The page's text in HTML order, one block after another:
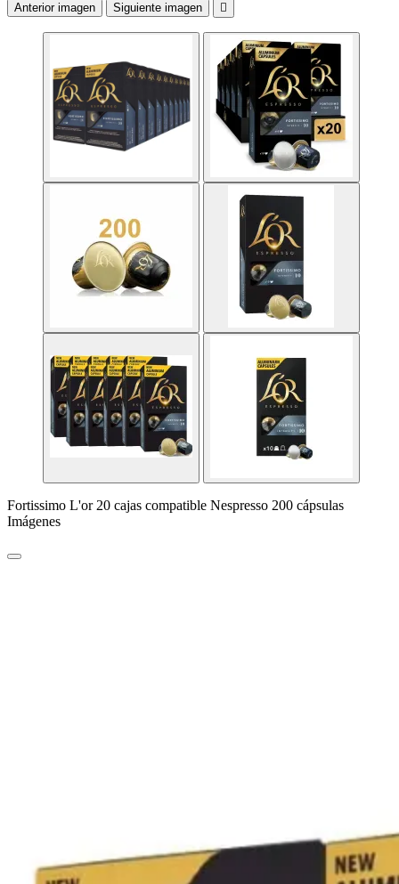
Anterior imagen Siguiente imagen 
Fortissimo L'or 20 cajas compatible Nespresso 200 cápsulas
Imágenes